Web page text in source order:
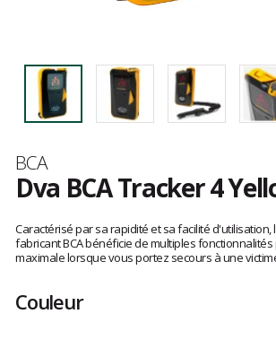
Marque
BCA
Dva BCA Tracker 4
avis
clients
Caractérisé par sa rapidité et sa facilité d'utilisation,
fabricant BCA bénéficie de multiples
maximale lorsque vous portez secours à une
Couleur